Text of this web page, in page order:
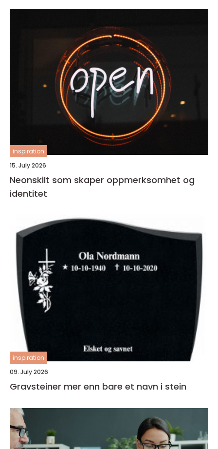
inspiration
15. July 2026
Neonskilt som skaper oppmerksomhet og
identitet
inspiration
09. July 2026
Gravsteiner mer enn bare et navn i stein